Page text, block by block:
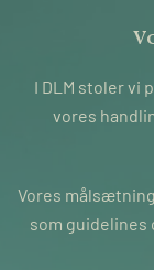
I DLM stoler vi
vores
Vores
som guidelines